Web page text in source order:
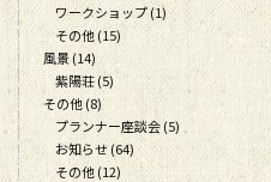
ワークショップ (1)
その他 (15)
風景 (14)
紫陽荘 (5)
その他 (8)
プランナー座談会 (5)
お知らせ (64)
その他 (12)